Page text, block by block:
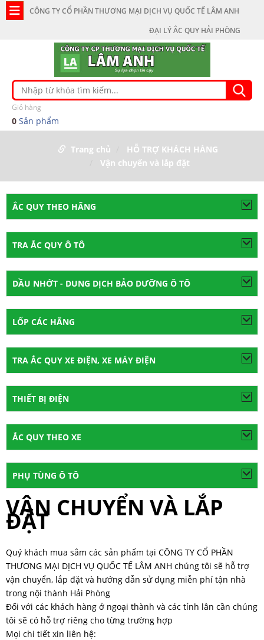
CÔNG TY CỔ PHẦN THƯƠNG MẠI DỊCH VỤ QUỐC TẾ LÂM ANH
ĐẠI LÝ ẮC QUY HẢI PHÒNG
Giỏ hàng
0 Sản phẩm
Trang chủ
HỖ TRỢ KHÁCH HÀNG
Vận chuyển và lắp đặt
ẮC QUY THEO HÃNG
TRA ẮC QUY Ô TÔ
DẦU NHỚT - DUNG DỊCH BẢO DƯỠNG Ô TÔ
LỐP CÁC HÃNG
TRA ẮC QUY XE ĐIỆN, XE MÁY ĐIỆN
THIẾT BỊ ĐIỆN
ẮC QUY THEO XE
PHỤ TÙNG Ô TÔ
VẬN CHUYỂN VÀ LẮP
ĐẶT
Quý khách mua sắm các sản phẩm tại CÔNG TY CỔ PHẦN
THƯƠNG MẠI DỊCH VỤ QUỐC TẾ LÂM ANH chúng tôi sẽ hỗ trợ
vận chuyển, lắp đặt và hướng dẫn sử dụng miễn phí tận nhà
trong nội thành Hải Phòng
Đối với các khách hàng ở ngoại thành và các tỉnh lân cần chúng
tôi sẽ có hỗ trợ riêng cho từng trường hợp
Mọi chi tiết xin liên hệ: